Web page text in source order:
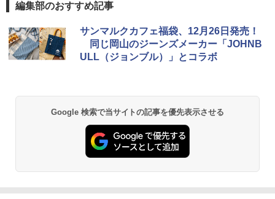
編集部のおすすめ記事
サンマルクカフェ福袋、12月26日発売！
同じ岡山のジーンズメーカー「JOHNB
ULL（ジョンブル）」とコラボ
Google 検索で当サイトの記事を優先表示させる